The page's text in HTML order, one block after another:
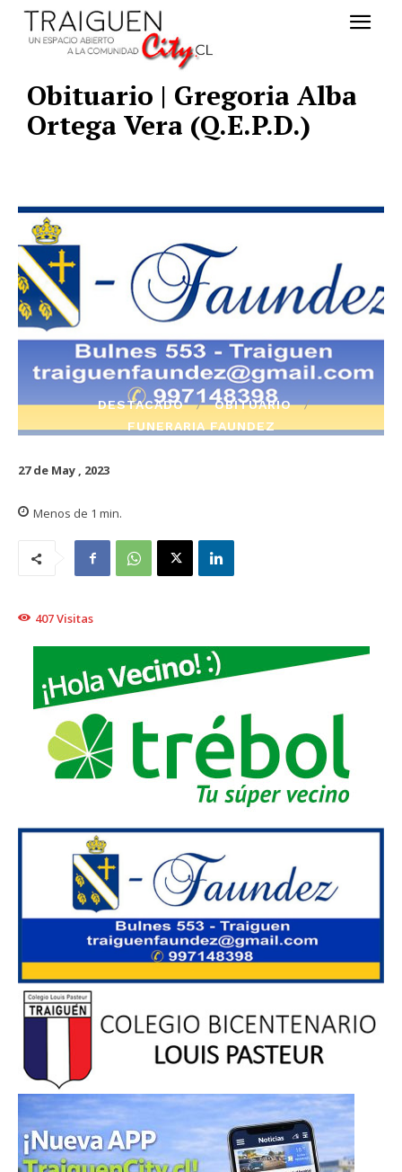
Obituario | Gregoria Alba
Ortega Vera (Q.E.P.D.)
DESTACADO
OBITUARIO
FUNERARIA FAUNDEZ
27 de May , 2023
Menos de 1 min.
407Visitas